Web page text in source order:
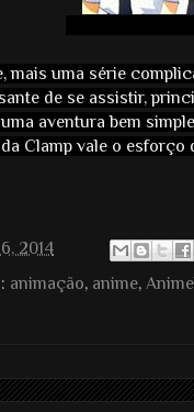
mais uma série
de se assistir,
aventura bem
Clamp vale o
2014
animação, anime,